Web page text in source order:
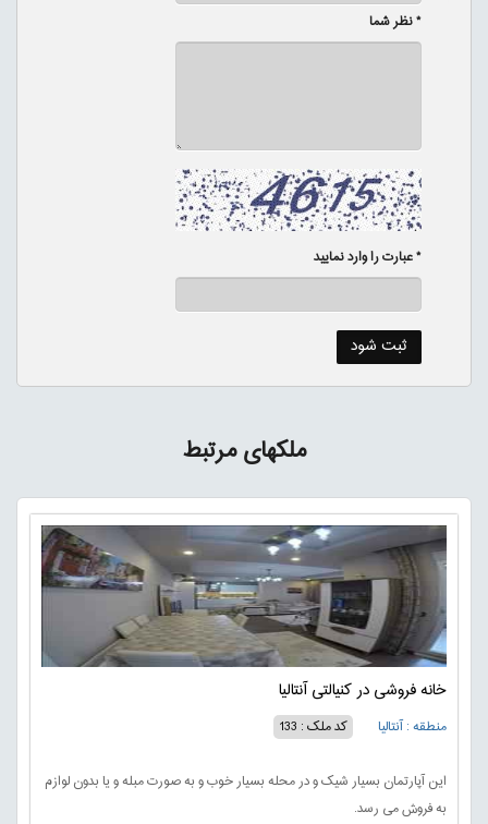
* نظر شما
* عبارت را وارد نمایید
ملکهای مرتبط
خانه فروشی در کنیالتی آنتالیا
منطقه : آنتالیا کد ملک : 133
این آپارتمان بسیار شیک و در محله بسیار خوب و به صورت مبله و یا بدون لوازم
به فروش می رسد.